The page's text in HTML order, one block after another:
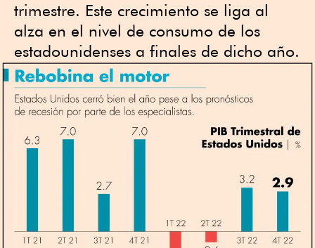
trimestre. Este crecimiento se liga al
alza en el nivel de consumo de los
estadounidenses a finales de dicho año.